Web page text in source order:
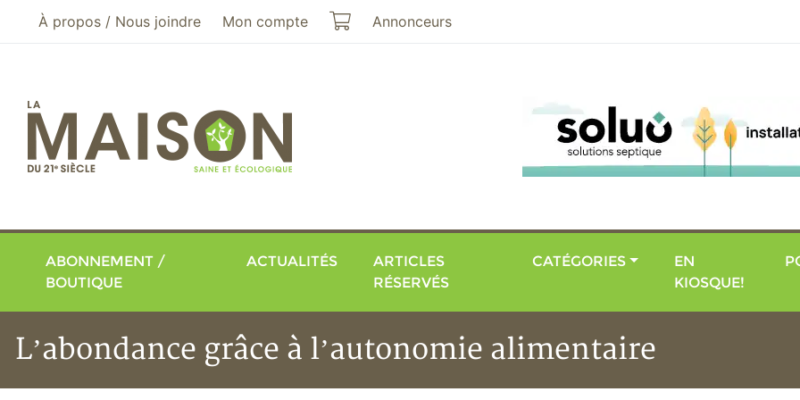
Aller au menu principal
Aller au contenu principal
À propos / Nous joindre Mon compte Mon panier
Annonceurs
ABONNEMENT /
BOUTIQUE
ACTUALITÉS
ARTICLES
RÉSERVÉS
CATÉGORIES
EN
KIOSQUE!
L’abondance grâce à l’autonomie alimentaire